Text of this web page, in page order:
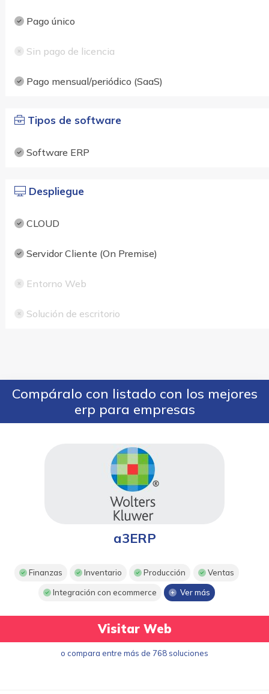
Pago único
Sin pago de licencia
Pago mensual/periódico (SaaS)
Tipos de software
Software ERP
Despliegue
CLOUD
Servidor Cliente (On Premise)
Entorno Web
Solución de escritorio
Compáralo con listado con los mejores
erp para empresas
a3ERP
Finanzas Inventario Producción Ventas
Integración con ecommerce Ver más
Visitar Web
o compara entre más de 768 soluciones